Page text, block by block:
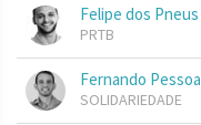
Felipe dos Pneus
PRTB
Fernando Pessoa
SOLIDARIEDADE